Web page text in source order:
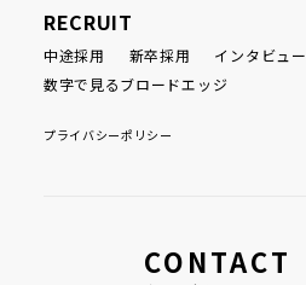
RECRUIT
中途採用 新卒採用 インタビュー
数字で見るブロードエッジ
プライバシーポリシー
CONTACT